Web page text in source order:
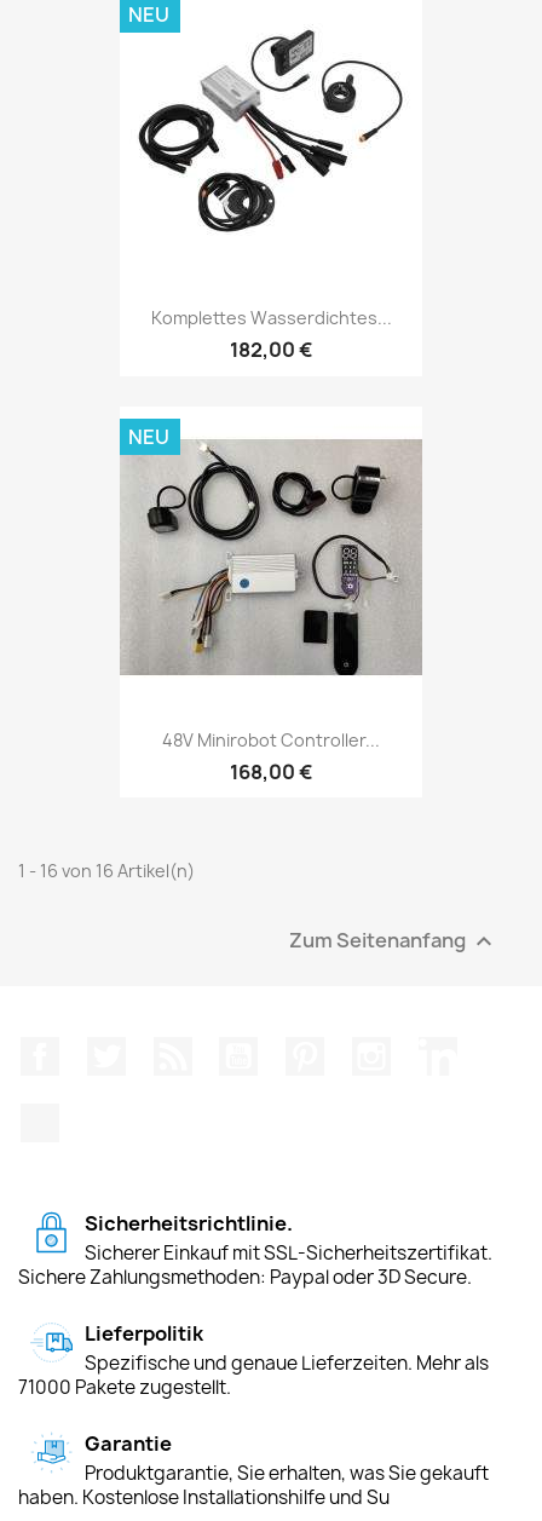
Komplettes Wasserdichtes...
182,00 €
NEU
48V Minirobot Controller...
168,00 €
NEU
1 - 16 von 16 Artikel(n)
Zum Seitenanfang 
Sicherheitsrichtlinie.
Sicherer Einkauf mit SSL-Sicherheitszertifikat.
Sichere Zahlungsmethoden: Paypal oder 3D Secure.
Lieferpolitik
Spezifische und genaue Lieferzeiten. Mehr als
71000 Pakete zugestellt.
Garantie
Produktgarantie, Sie erhalten, was Sie gekauft
haben. Kostenlose Installationshilfe und Su